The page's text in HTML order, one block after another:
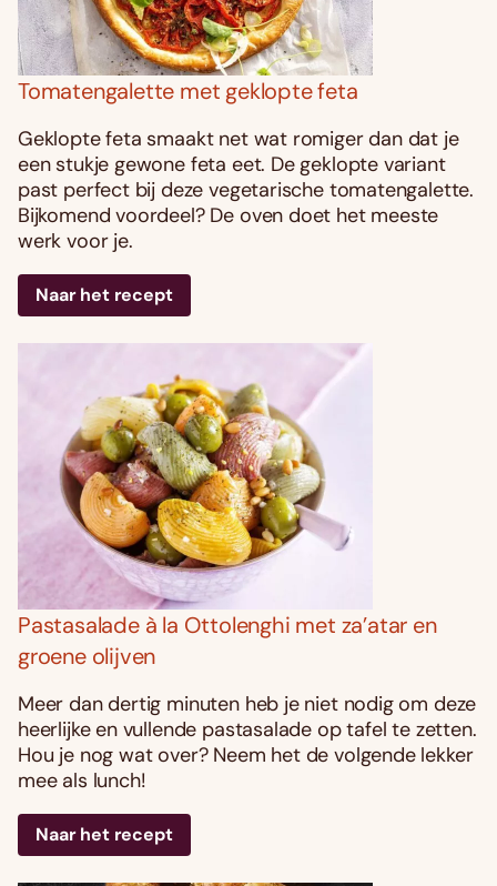
Tomatengalette met geklopte feta
Geklopte feta smaakt net wat romiger dan dat je
een stukje gewone feta eet. De geklopte variant
past perfect bij deze vegetarische tomatengalette.
Bijkomend voordeel? De oven doet het meeste
werk voor je.
Naar het recept
Pastasalade à la Ottolenghi met za’atar en
groene olijven
Meer dan dertig minuten heb je niet nodig om deze
heerlijke en vullende pastasalade op tafel te zetten.
Hou je nog wat over? Neem het de volgende lekker
mee als lunch!
Naar het recept